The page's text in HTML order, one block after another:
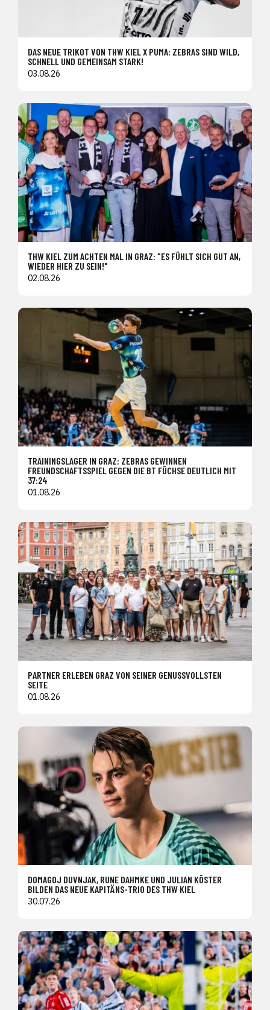
DAS NEUE TRIKOT VON THW KIEL X PUMA: ZEBRAS SIND WILD,
SCHNELL UND GEMEINSAM STARK!
03.08.26
THW KIEL ZUM ACHTEN MAL IN GRAZ: "ES FÜHLT SICH GUT AN,
WIEDER HIER ZU SEIN!"
02.08.26
TRAININGSLAGER IN GRAZ: ZEBRAS GEWINNEN
FREUNDSCHAFTSSPIEL GEGEN DIE BT FÜCHSE DEUTLICH MIT
37:24
01.08.26
PARTNER ERLEBEN GRAZ VON SEINER GENUSSVOLLSTEN
SEITE
01.08.26
DOMAGOJ DUVNJAK, RUNE DAHMKE UND JULIAN KÖSTER
BILDEN DAS NEUE KAPITÄNS-TRIO DES THW KIEL
30.07.26